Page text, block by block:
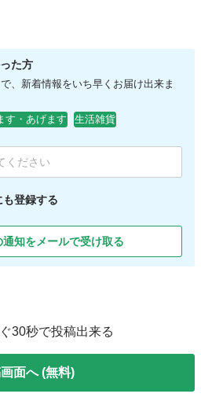
た方
、新着情報をいち早くお届け出来ま
す・あげます 生活雑貨
登録する
通知をメールで受け取る
30秒で投稿出来る
面へ (無料)